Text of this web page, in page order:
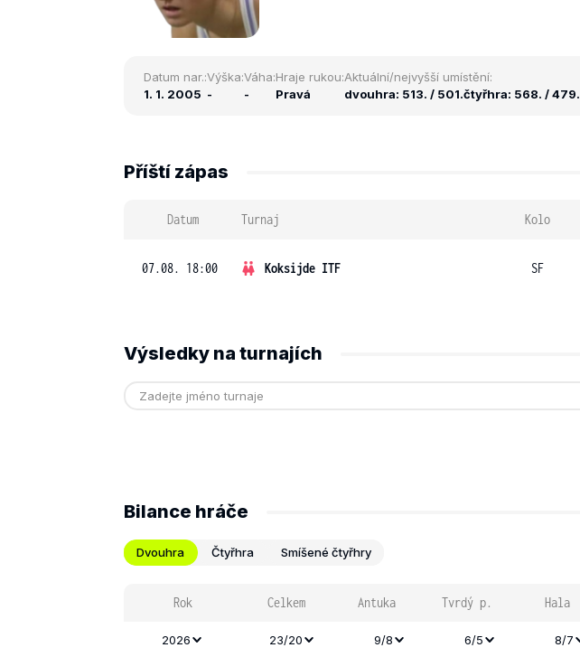
Datum nar.:
1. 1. 2005
Výška:
-
Váha:
-
Hraje rukou:
Pravá
Aktuální/nejvyšší umístění:
dvouhra: 513. / 501.čtyřhra: 568. / 479.
Příští zápas
Datum Turnaj Kolo
07.08. 18:00 Koksijde ITF SF
Výsledky na turnajích
Bilance hráče
Dvouhra Čtyřhra Smíšené čtyřhry
Rok Celkem Antuka Tvrdý p. Hala
2026 23/20 9/8 6/5 8/7